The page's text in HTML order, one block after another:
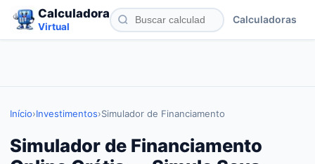
Calculadora
Virtual
Calculadoras
Início›Investimentos›Simulador de Financiamento
Simulador de Financiamento